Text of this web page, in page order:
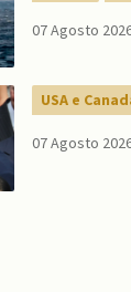
07 Agosto
USA e
07 Agosto